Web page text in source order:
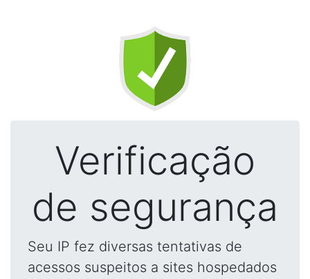
Verificação
de segurança
Seu IP fez diversas tentativas de
acessos suspeitos a sites hospedados